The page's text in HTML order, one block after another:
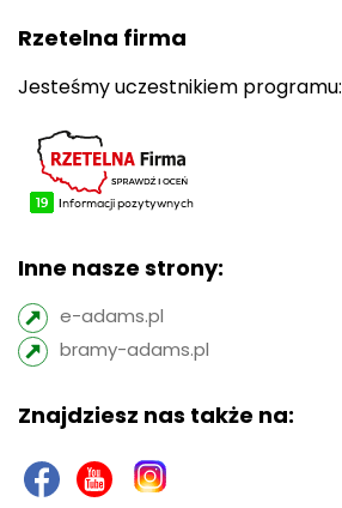
Rzetelna firma
Jesteśmy uczestnikiem programu:
Inne nasze strony:
e-adams.pl
bramy-adams.pl
Znajdziesz nas także na: